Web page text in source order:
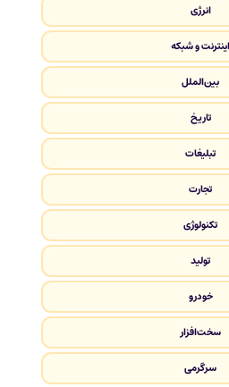
انرژی
اینترنت و شبکه
بین‌الملل
تاریخ
تبلیغات
تجارت
تکنولوژی
تولید
خودرو
سخت‌افزار
سرگرمی